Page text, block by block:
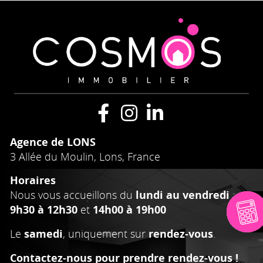
Agence de LONS
3 Allée du Moulin, Lons, France
Horaires
Nous vous accueillons du lundi au vendredi:
9h30 à 12h30 et 14h00 à 19h00
Le samedi, uniquement sur rendez-vous.
Contactez-nous pour prendre rendez-vous !